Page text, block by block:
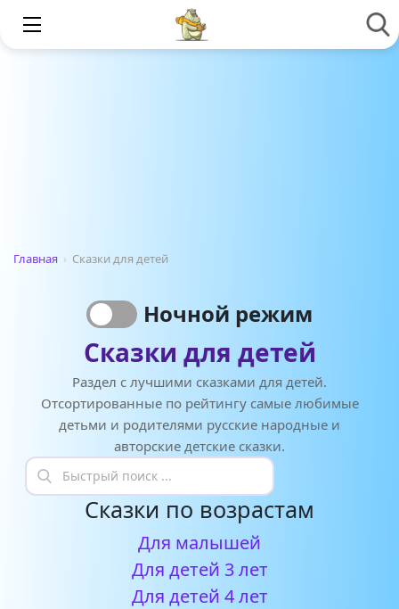
Главная › Сказки для детей
Ночной режим
Сказки для детей
Раздел с лучшими сказками для детей.
Отсортированные по рейтингу самые любимые
детьми и родителями русские народные и
авторские детские сказки.
Сказки по возрастам
Для малышей
Для детей 3 лет
Для детей 4 лет